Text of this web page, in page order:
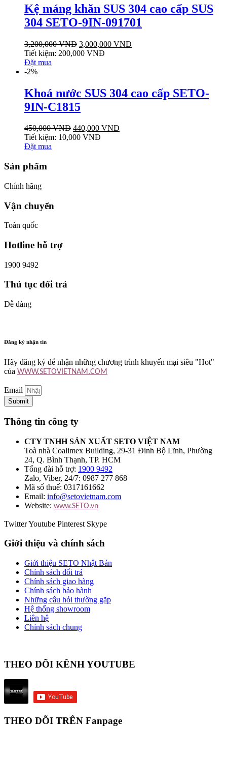
Kệ máng khăn SUS 304 cao cấp SUS
304 SETO-9IN-091701
3,200,000VNĐ 3,000,000 VNĐ
Tiết kiệm: 200,000 VNĐ
Đặt mua
-2%
Khoá nước SUS 304 cao cấp SETO-
9IN-C1815
450,000VNĐ 440,000 VNĐ
Tiết kiệm: 10,000 VNĐ
Đặt mua
Sản phẩm
Chính hãng
Vận chuyển
Toàn quốc
Hotline hỗ trợ
1900 9492
Thủ tục đổi trả
Dễ dàng
Đăng ký nhận tin
Hãy đăng ký để nhận những chương trình khuyến mại siêu "Hot"
của WWW.SETOVIETNAM.COM
Email
Submit
Thông tin công ty
CTY TNHH SẢN XUẤT SETO VIỆT NAM
Toà nhà Coalimex Building, 29-31 Đinh Bộ Lĩnh, Phường
24, Q. Bình Thạnh, TP. HCM
Tổng đài hỗ trợ: 1900 9492
Zalo, Viber, 24/7: 0987 277 868
Mã số thuế: 0317161662
Email: info@setovietnam.com
Website: www.SETO.vn
TwitterYoutube Pinterest Skype
Giới thiệu và chính sách
Giới thiệu SETO Nhật Bản
Chính sách đổi trả
Chính sách giao hàng
Chính sách bảo hành
Những câu hỏi thường gặp
Hệ thống showroom
Liên hệ
Chính sách chung
THEO DÕI KÊNH YOUTUBE
THEO DÕI TRÊN Fanpage